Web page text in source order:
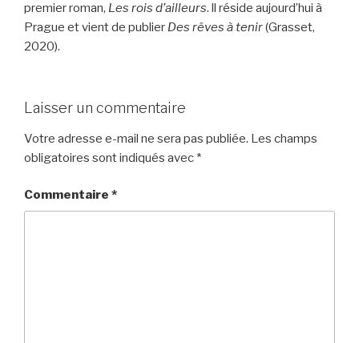
premier roman, Les rois d’ailleurs. ll réside aujourd’hui à
Prague et vient de publier Des rêves à tenir(Grasset,
2020).
Laisser un commentaire
Votre adresse e-mail ne sera pas publiée. Les champs
obligatoires sont indiqués avec *
Commentaire *